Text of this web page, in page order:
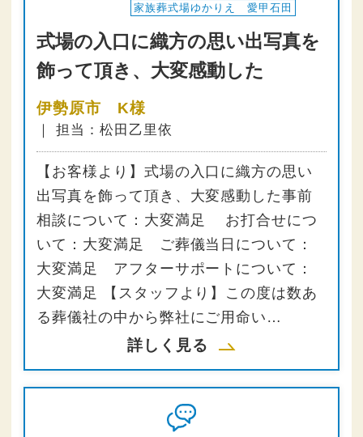
家族葬式場ゆかりえ 愛甲石田
式場の入口に織方の思い出写真を
飾って頂き、大変感動した
伊勢原市 K様
｜ 担当：松田乙里依
【お客様より】式場の入口に織方の思い
出写真を飾って頂き、大変感動した事前
相談について：大変満足 お打合せにつ
いて：大変満足 ご葬儀当日について：
大変満足 アフターサポートについて：
大変満足 【スタッフより】この度は数あ
る葬儀社の中から弊社にご用命い…
詳しく見る